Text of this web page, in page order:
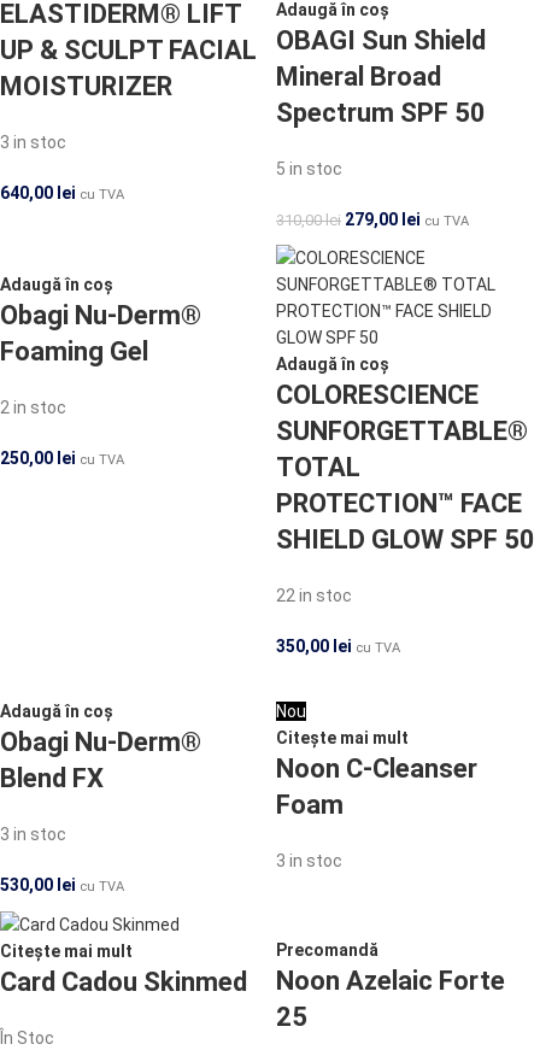
ELASTIDERM® LIFT
UP & SCULPT FACIAL
MOISTURIZER
3 in stoc
640,00 lei cu TVA
Adaugă în coș
OBAGI Sun Shield
Mineral Broad
Spectrum SPF 50
5 in stoc
310,00lei 279,00 lei cu TVA
Adaugă în coș
Obagi Nu-Derm®
Foaming Gel
2 in stoc
250,00 lei cu TVA
Adaugă în coș
COLORESCIENCE
SUNFORGETTABLE®
TOTAL
PROTECTION™ FACE
SHIELD GLOW SPF 50
22 in stoc
350,00 lei cu TVA
Adaugă în coș
Obagi Nu-Derm®
Blend FX
3 in stoc
530,00 lei cu TVA
Nou
Citește mai mult
Noon C-Cleanser
Foam
3 in stoc
Citește mai mult
Card Cadou Skinmed
În Stoc
Precomandă
Noon Azelaic Forte
25